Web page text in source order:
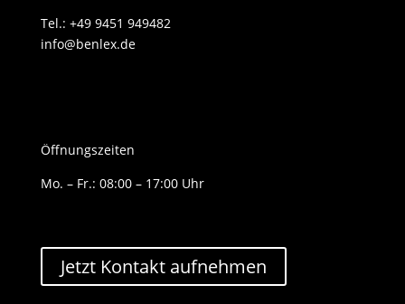
Tel.: +49 9451 949482
info@benlex.de
Öffnungszeiten
Mo. – Fr.: 08:00 – 17:00 Uhr
Jetzt Kontakt aufnehmen